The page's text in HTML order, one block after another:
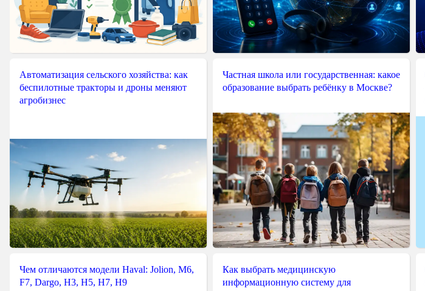
Автоматизация сельского хозяйства: как
беспилотные тракторы и дроны меняют
агробизнес
Частная школа или государственная: какое
образование выбрать ребёнку в Москве?
Чем отличаются модели Haval: Jolion, M6,
F7, Dargo, H3, H5, H7, H9
Как выбрать медицинскую
информационную систему для